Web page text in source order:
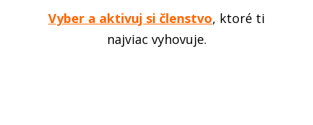
Vyber a aktivuj si členstvo, ktoré ti
najviac vyhovuje.